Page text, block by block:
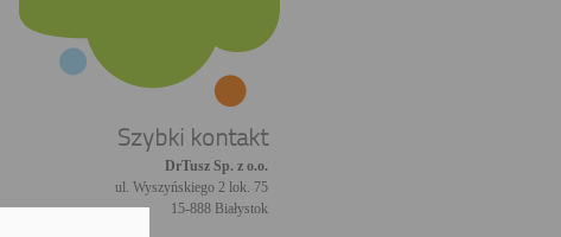
Szybki kontakt
DrTusz Sp. z o.o.
ul. Wyszyńskiego 2 lok. 75
15-888 Białystok